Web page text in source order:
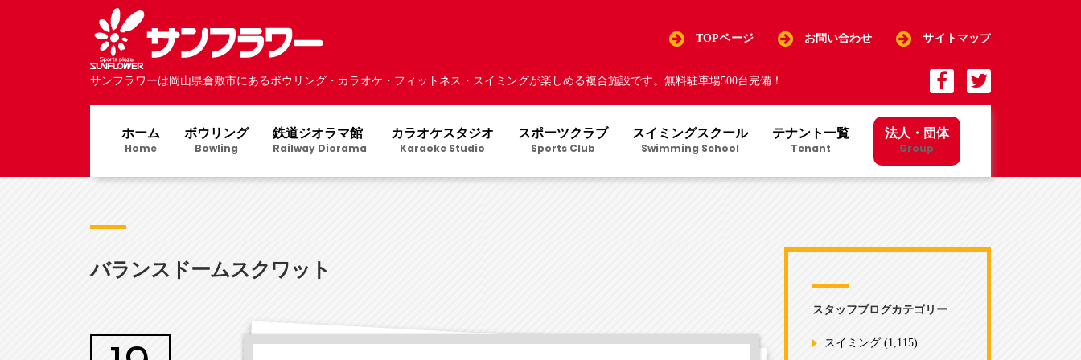
TOPページ お問い合わせ サイトマップ
サンフラワーは岡山県倉敷市にあるボウリング・カラオケ・フィットネス・スイミングが楽しめる複合施設です。無料駐車場500台完備！
ホーム
Home
ボウリング
Bowling
鉄道ジオラマ館
Railway Diorama
カラオケスタジオ
Karaoke Studio
スポーツクラブ
Sports Club
スイミングスクール
Swimming School
テナント一覧
Tenant
法人・団体
Group
バランスドームスクワット
スタッフブログカテゴリー
スイミング(1,115)